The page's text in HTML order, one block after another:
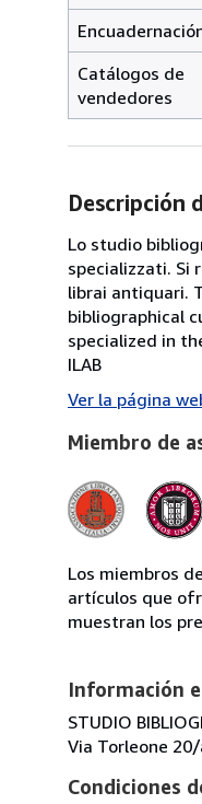
Catálogos de
vendedores
Descripción
Lo studio
specializzati. Si
librai antiquari.
bibliographical
specialized in
ILAB
Ver la página
Miembro de
Los miembros
artículos que
muestran los
Información
STUDIO
Via Torleone
Condiciones